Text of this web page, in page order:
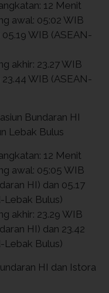
12 Menit
awal: 05:02 WIB
WIB (ASEAN-
akhir: 23.27 WIB
WIB (ASEAN-
Bundaran HI
Lebak Bulus
12 Menit
awal: 05:05 WIB
HI) dan 05.17
Lebak Bulus)
akhir: 23.29 WIB
HI) dan 23.42
Lebak Bulus)
HI dan Istora